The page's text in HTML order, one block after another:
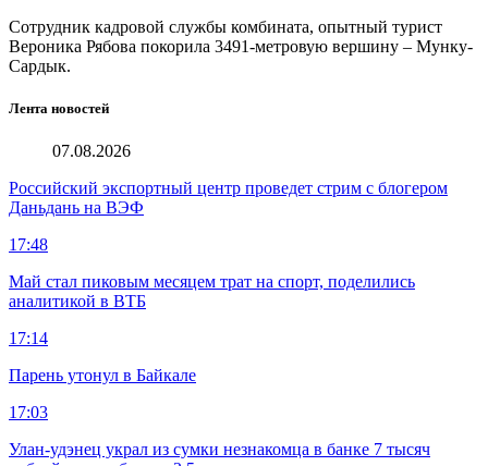
Сотрудник кадровой службы комбината, опытный турист
Вероника Рябова покорила 3491-метровую вершину – Мунку-
Сардык.
Лента новостей
07.08.2026
Российский экспортный центр проведет стрим с блогером
Даньдань на ВЭФ
17:48
Май стал пиковым месяцем трат на спорт, поделились
аналитикой в ВТБ
17:14
Парень утонул в Байкале
17:03
Улан-удэнец украл из сумки незнакомца в банке 7 тысяч